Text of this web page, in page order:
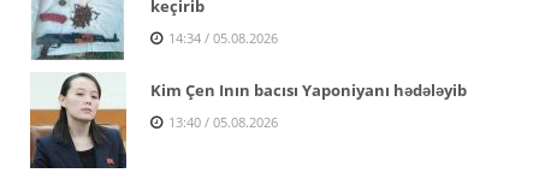
keçirib
14:34 / 05.08.2026
Kim Çen Inın bacısı Yaponiyanı hədələyib
13:40 / 05.08.2026